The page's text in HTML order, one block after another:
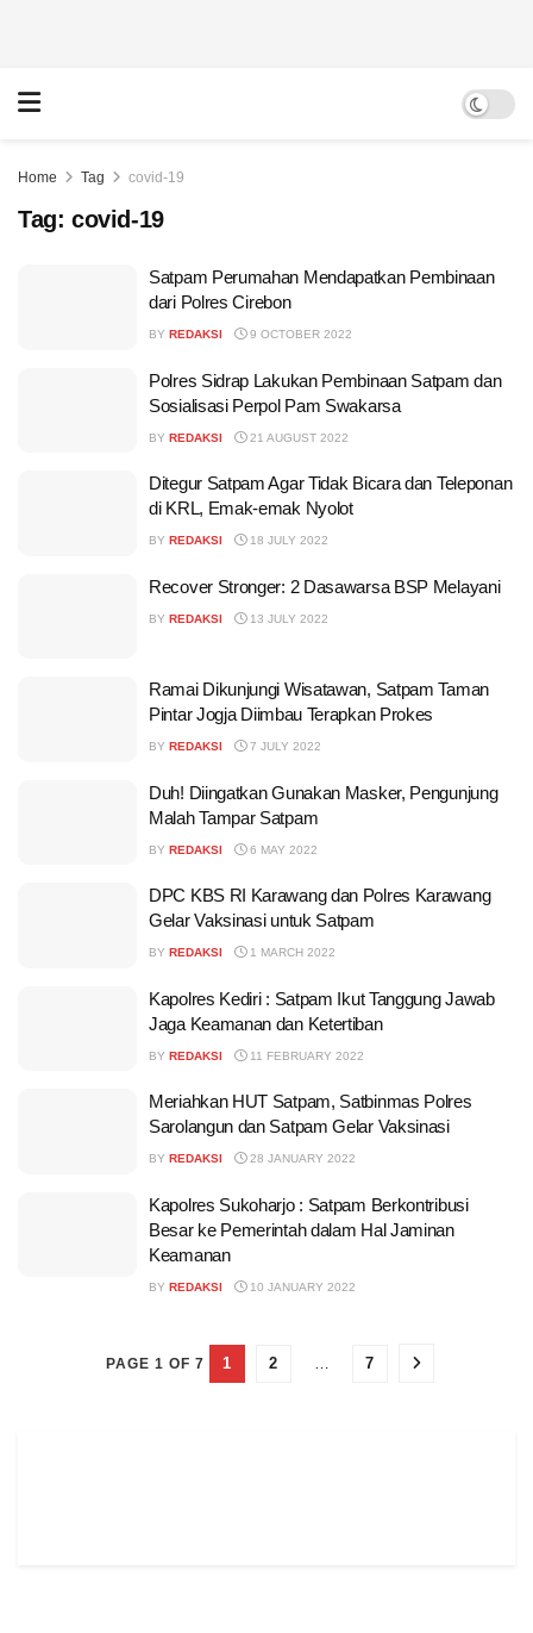
Home Tag covid-19
Tag: covid-19
Satpam Perumahan Mendapatkan Pembinaan
dari Polres Cirebon
BY REDAKSI 9 OCTOBER 2022
Polres Sidrap Lakukan Pembinaan Satpam dan
Sosialisasi Perpol Pam Swakarsa
BY REDAKSI 21 AUGUST 2022
Ditegur Satpam Agar Tidak Bicara dan Teleponan
di KRL, Emak-emak Nyolot
BY REDAKSI 18 JULY 2022
Recover Stronger: 2 Dasawarsa BSP Melayani
BY REDAKSI 13 JULY 2022
Ramai Dikunjungi Wisatawan, Satpam Taman
Pintar Jogja Diimbau Terapkan Prokes
BY REDAKSI 7 JULY 2022
Duh! Diingatkan Gunakan Masker, Pengunjung
Malah Tampar Satpam
BY REDAKSI 6 MAY 2022
DPC KBS RI Karawang dan Polres Karawang
Gelar Vaksinasi untuk Satpam
BY REDAKSI 1 MARCH 2022
Kapolres Kediri : Satpam Ikut Tanggung Jawab
Jaga Keamanan dan Ketertiban
BY REDAKSI 11 FEBRUARY 2022
Meriahkan HUT Satpam, Satbinmas Polres
Sarolangun dan Satpam Gelar Vaksinasi
BY REDAKSI 28 JANUARY 2022
Kapolres Sukoharjo : Satpam Berkontribusi
Besar ke Pemerintah dalam Hal Jaminan
Keamanan
BY REDAKSI 10 JANUARY 2022
PAGE 1 OF 7 1 2 7